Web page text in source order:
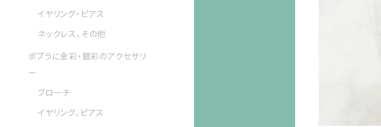
イヤリング・ピアス
ネックレス、その他
ポプラに金彩・銀彩のアクセサリ
ー
ブローチ
イヤリング、ピアス